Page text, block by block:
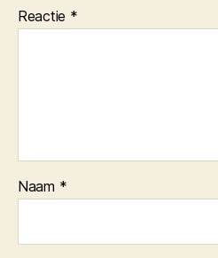
Reactie *
Naam *